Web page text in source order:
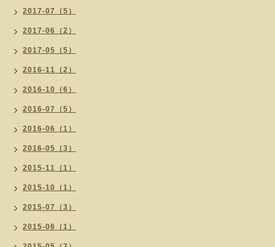
2017-07（5）
2017-06（2）
2017-05（5）
2016-11（2）
2016-10（6）
2016-07（5）
2016-06（1）
2016-05（3）
2015-11（1）
2015-10（1）
2015-07（3）
2015-06（1）